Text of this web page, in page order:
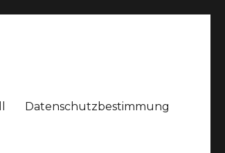
Datenschutzbestimmung